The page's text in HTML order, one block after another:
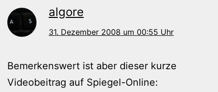
algore
31. Dezember 2008 um 00:55 Uhr
Bemerkenswert ist aber dieser kurze
Videobeitrag auf Spiegel-Online: